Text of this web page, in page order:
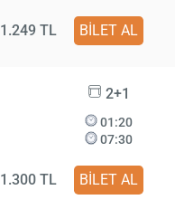
1.249 TL BİLET AL
2+1
01:20
07:30
1.300 TL BİLET AL